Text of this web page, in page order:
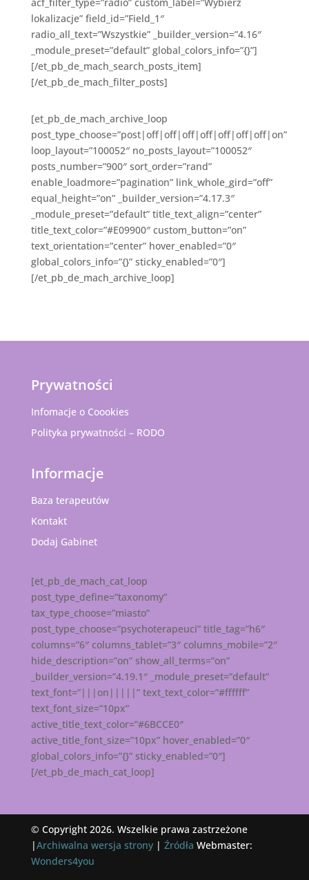
lokalizacje” field_id=”Field_1″
radio_all_text=”Wszystkie” _builder_version=”4.16″
_module_preset=”default” global_colors_info=”{}”]
[/et_pb_de_mach_search_posts_item]
[/et_pb_de_mach_filter_posts]
[et_pb_de_mach_archive_loop
post_type_choose=”post|off|off|off|off|off|off|off|on”
loop_layout=”100052″ no_posts_layout=”100052″
posts_number=”900″ sort_order=”rand”
enable_loadmore=”pagination” link_whole_gird=”off”
equal_height=”on” _builder_version=”4.17.3″
_module_preset=”default” title_text_align=”center”
title_text_color=”#E09900″ custom_button=”on”
text_orientation=”center” hover_enabled=”0″
global_colors_info=”{}” sticky_enabled=”0″]
[/et_pb_de_mach_archive_loop]
Prywatności
Infomacje o Coookies
Polityka prywatności – RODO
Informacje
Baza terapeutów
Kontakt
Dodaj Gabinet
[et_pb_de_mach_cat_loop
post_type_define=”taxonomy”
tax_type_choose=”miasto”
post_type_choose=”psychoterapeuci” title_tag=”h6″
columns=”6″ columns_tablet=”3″ columns_mobile=”2″
hide_description=”on” show_all_terms=”on”
_builder_version=”4.19.1″ _module_preset=”default”
text_font=”|||on|||||” text_text_color=”#ffffff”
text_font_size=”10px”
active_title_text_color=”#6BCCE0″
active_title_font_size=”10px” hover_enabled=”0″
global_colors_info=”{}” sticky_enabled=”0″]
[/et_pb_de_mach_cat_loop]
© Copyright 2026. Wszelkie prawa zastrzeżone
|Archiwalna wersja strony| Źródła Webmaster:
Wonders4you